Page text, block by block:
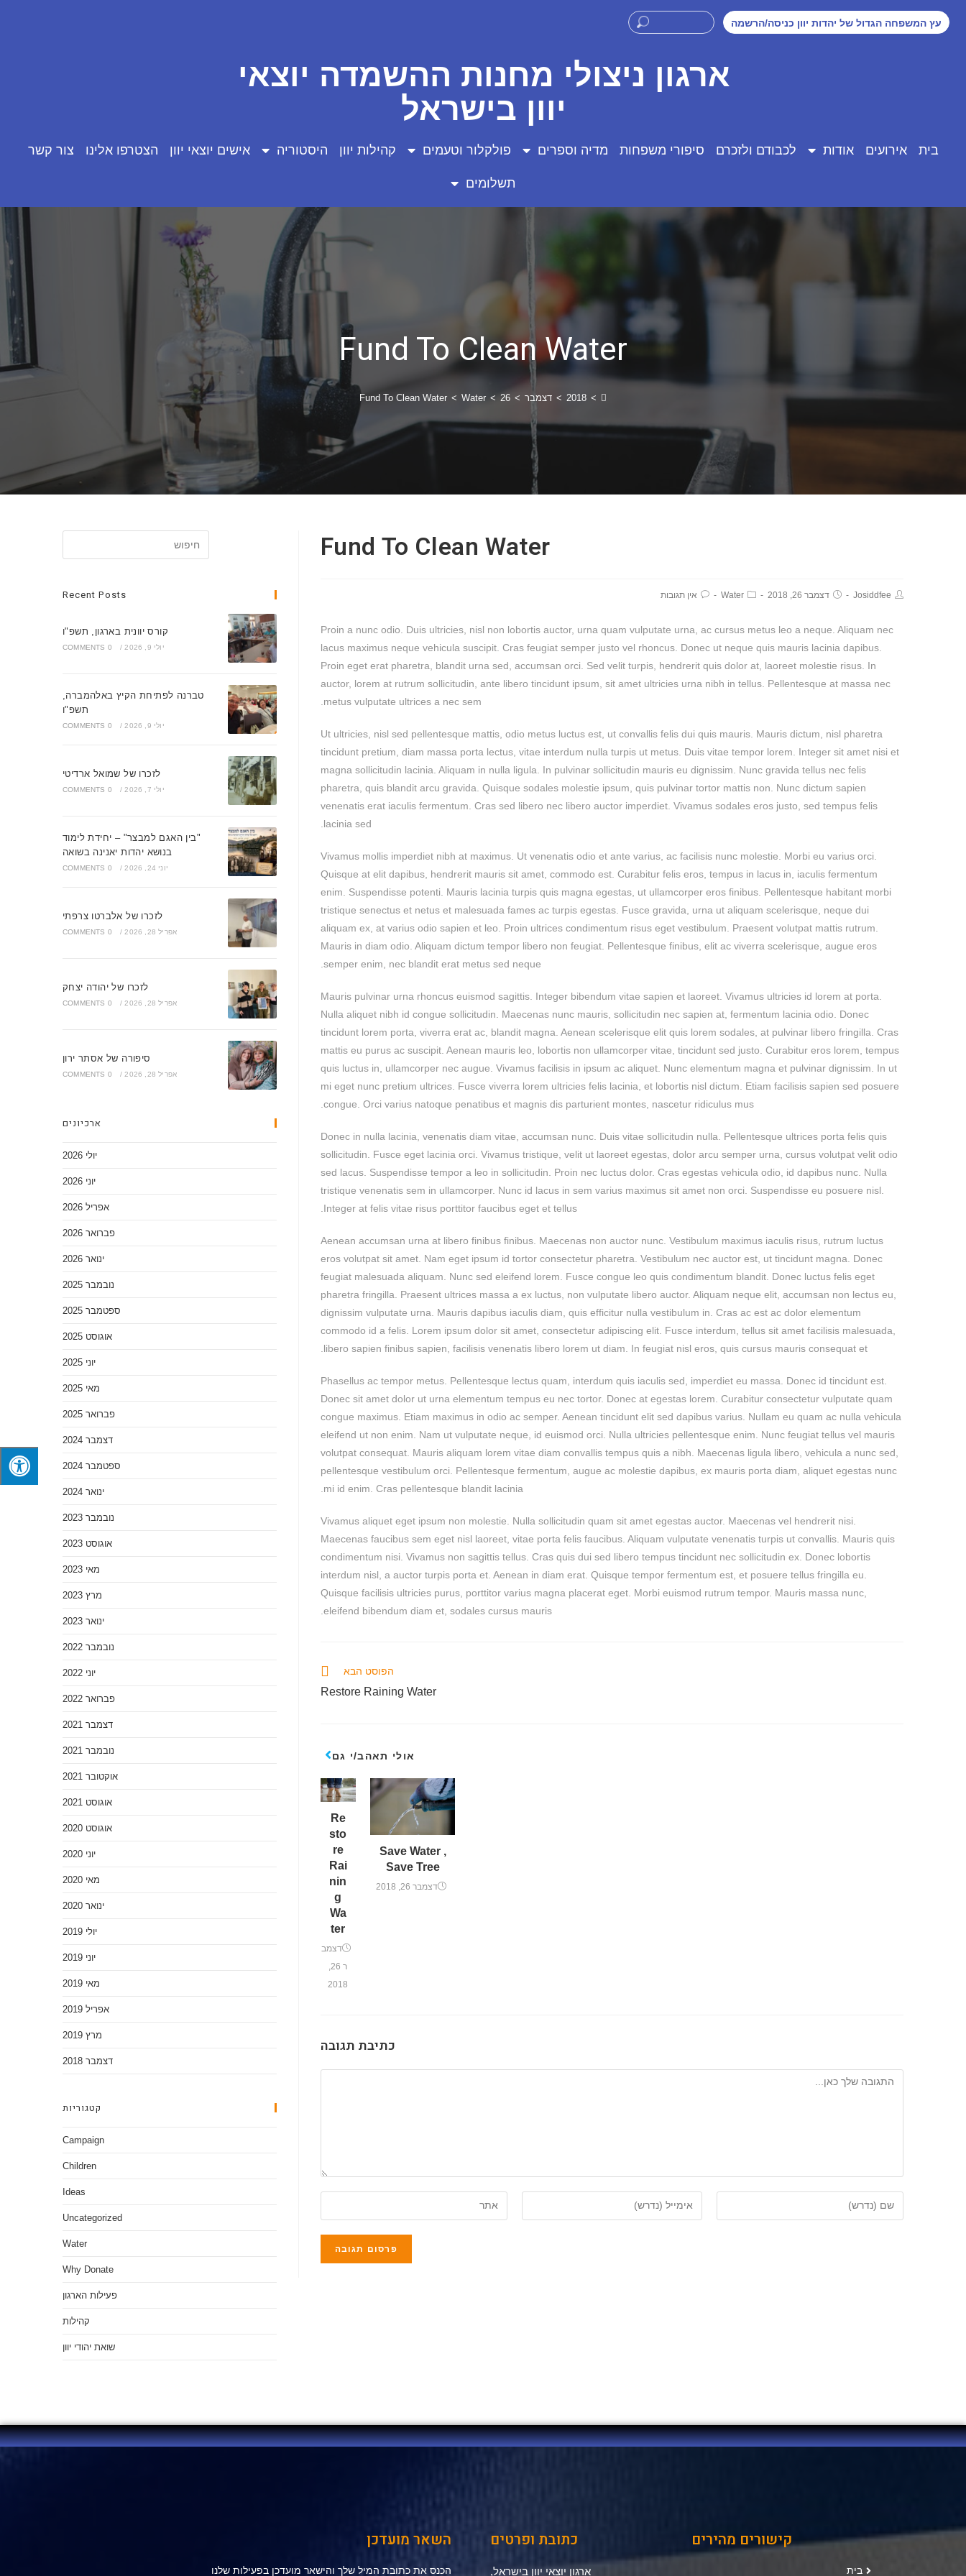
עץ המשפחה הגדול של יהדות יוון כניסה/הרשמה
ארגון ניצולי מחנות ההשמדה יוצאי
יוון בישראל
בית אירועים אודות לכבודם ולזכרם סיפורי משפחות מדיה וספרים פולקלור וטעמים קהילות יוון היסטוריה אישים יוצאי יוון הצטרפו אלינו צור קשר
תשלומים
Fund To Clean Water
>
2018
> דצמבר >
26
>
Water
>
Fund To Clean Water
Fund To Clean Water
Josiddfee דצמבר 26, 2018 Water אין תגובות
Proin a nunc odio. Duis ultricies, nisl non lobortis auctor, urna quam vulputate urna, ac cursus metus leo a neque. Aliquam nec
lacus maximus neque vehicula suscipit. Cras feugiat semper justo vel rhoncus. Donec ut neque quis mauris lacinia dapibus.
Proin eget erat pharetra, blandit urna sed, accumsan orci. Sed velit turpis, hendrerit quis dolor at, laoreet molestie risus. In
auctor, lorem at rutrum sollicitudin, ante libero tincidunt ipsum, sit amet ultricies urna nibh in tellus. Pellentesque at massa nec
metus vulputate ultrices a nec sem.
Ut ultricies, nisl sed pellentesque mattis, odio metus luctus est, ut convallis felis dui quis mauris. Mauris dictum, nisl pharetra
tincidunt pretium, diam massa porta lectus, vitae interdum nulla turpis ut metus. Duis vitae tempor lorem. Integer sit amet nisi et
magna sollicitudin lacinia. Aliquam in nulla ligula. In pulvinar sollicitudin mauris eu dignissim. Nunc gravida tellus nec felis
pharetra, quis blandit arcu gravida. Quisque sodales molestie ipsum, quis pulvinar tortor mattis non. Nunc dictum sapien
venenatis erat iaculis fermentum. Cras sed libero nec libero auctor imperdiet. Vivamus sodales eros justo, sed tempus felis
lacinia sed.
Vivamus mollis imperdiet nibh at maximus. Ut venenatis odio et ante varius, ac facilisis nunc molestie. Morbi eu varius orci.
Quisque at elit dapibus, hendrerit mauris sit amet, commodo est. Curabitur felis eros, tempus in lacus in, iaculis fermentum
enim. Suspendisse potenti. Mauris lacinia turpis quis magna egestas, ut ullamcorper eros finibus. Pellentesque habitant morbi
tristique senectus et netus et malesuada fames ac turpis egestas. Fusce gravida, urna ut aliquam scelerisque, neque dui
aliquam ex, at varius odio sapien et leo. Proin ultrices condimentum risus eget vestibulum. Praesent volutpat mattis rutrum.
Mauris in diam odio. Aliquam dictum tempor libero non feugiat. Pellentesque finibus, elit ac viverra scelerisque, augue eros
semper enim, nec blandit erat metus sed neque.
Mauris pulvinar urna rhoncus euismod sagittis. Integer bibendum vitae sapien et laoreet. Vivamus ultricies id lorem at porta.
Nulla aliquet nibh id congue sollicitudin. Maecenas nunc mauris, sollicitudin nec sapien at, fermentum lacinia odio. Donec
tincidunt lorem porta, viverra erat ac, blandit magna. Aenean scelerisque elit quis lorem sodales, at pulvinar libero fringilla. Cras
mattis eu purus ac suscipit. Aenean mauris leo, lobortis non ullamcorper vitae, tincidunt sed justo. Curabitur eros lorem, tempus
quis luctus in, ullamcorper nec augue. Vivamus facilisis in ipsum ac aliquet. Nunc elementum magna et pulvinar dignissim. In ut
mi eget nunc pretium ultrices. Fusce viverra lorem ultricies felis lacinia, et lobortis nisl dictum. Etiam facilisis sapien sed posuere
congue. Orci varius natoque penatibus et magnis dis parturient montes, nascetur ridiculus mus.
Donec in nulla lacinia, venenatis diam vitae, accumsan nunc. Duis vitae sollicitudin nulla. Pellentesque ultrices porta felis quis
sollicitudin. Fusce eget lacinia orci. Vivamus tristique, velit ut laoreet egestas, dolor arcu semper urna, cursus volutpat velit odio
sed lacus. Suspendisse tempor a leo in sollicitudin. Proin nec luctus dolor. Cras egestas vehicula odio, id dapibus nunc. Nulla
tristique venenatis sem in ullamcorper. Nunc id lacus in sem varius maximus sit amet non orci. Suspendisse eu posuere nisl.
Integer at felis vitae risus porttitor faucibus eget et tellus.
Aenean accumsan urna at libero finibus finibus. Maecenas non auctor nunc. Vestibulum maximus iaculis risus, rutrum luctus
eros volutpat sit amet. Nam eget ipsum id tortor consectetur pharetra. Vestibulum nec auctor est, ut tincidunt magna. Donec
feugiat malesuada aliquam. Nunc sed eleifend lorem. Fusce congue leo quis condimentum blandit. Donec luctus felis eget
pharetra fringilla. Praesent ultrices massa a ex luctus, non vulputate libero auctor. Aliquam neque elit, accumsan non lectus eu,
dignissim vulputate urna. Mauris dapibus iaculis diam, quis efficitur nulla vestibulum in. Cras ac est ac dolor elementum
commodo id a felis. Lorem ipsum dolor sit amet, consectetur adipiscing elit. Fusce interdum, tellus sit amet facilisis malesuada,
libero sapien finibus sapien, facilisis venenatis libero lorem ut diam. In feugiat nisl eros, quis cursus mauris consequat et.
Phasellus ac tempor metus. Pellentesque lectus quam, interdum quis iaculis sed, imperdiet eu massa. Donec id tincidunt est.
Donec sit amet dolor ut urna elementum tempus eu nec tortor. Donec at egestas lorem. Curabitur consectetur vulputate quam
congue maximus. Etiam maximus in odio ac semper. Aenean tincidunt elit sed dapibus varius. Nullam eu quam ac nulla vehicula
eleifend ut non enim. Nam ut vulputate neque, id euismod orci. Nulla ultricies pellentesque enim. Nunc feugiat tellus vel mauris
volutpat consequat. Mauris aliquam lorem vitae diam convallis tempus quis a nibh. Maecenas ligula libero, vehicula a nunc sed,
pellentesque vestibulum orci. Pellentesque fermentum, augue ac molestie dapibus, ex mauris porta diam, aliquet egestas nunc
mi id enim. Cras pellentesque blandit lacinia.
Vivamus aliquet eget ipsum non molestie. Nulla sollicitudin quam sit amet egestas auctor. Maecenas vel hendrerit nisi.
Maecenas faucibus sem eget nisl laoreet, vitae porta felis faucibus. Aliquam vulputate venenatis turpis ut convallis. Mauris quis
condimentum nisi. Vivamus non sagittis tellus. Cras quis dui sed libero tempus tincidunt nec sollicitudin ex. Donec lobortis
interdum nisl, a auctor turpis porta et. Aenean in diam erat. Quisque tempor fermentum est, et posuere tellus fringilla eu.
Quisque facilisis ultricies purus, porttitor varius magna placerat eget. Morbi euismod rutrum tempor. Mauris massa nunc,
eleifend bibendum diam et, sodales cursus mauris.
הפוסט הבא
Restore Raining Water
אולי תאהב/י גם
Re
sto
re
Rai
nin
g
Wa
ter
דצמב
ר 26,
2018
Save Water ,
Save Tree
דצמבר 26, 2018
כתיבת תגובה
Recent Posts
קורס יוונית בארגון, תשפ"ו
יולי 9, 2026 /
0 COMMENTS
טברנה לפתיחת הקיץ באלהמברה,
תשפ"ו
יולי 9, 2026 /
0 COMMENTS
לזכרו של שמואל ארדיטי
יולי 7, 2026 /
0 COMMENTS
"בין האגם למבצר" – יחידת לימוד
בנושא יהדות יאנינה בשואה
יוני 24, 2026 /
0 COMMENTS
לזכרו של אלברטו צרפתי
אפריל 28, 2026 /
0 COMMENTS
לזכרו של יהודה יצחק
אפריל 28, 2026 /
0 COMMENTS
סיפורה של אסתר ירון
אפריל 28, 2026 /
0 COMMENTS
ארכיונים
יולי 2026
יוני 2026
אפריל 2026
פברואר 2026
ינואר 2026
נובמבר 2025
ספטמבר 2025
אוגוסט 2025
יוני 2025
מאי 2025
פברואר 2025
דצמבר 2024
ספטמבר 2024
ינואר 2024
נובמבר 2023
אוגוסט 2023
מאי 2023
מרץ 2023
ינואר 2023
נובמבר 2022
יוני 2022
פברואר 2022
דצמבר 2021
נובמבר 2021
אוקטובר 2021
אוגוסט 2021
אוגוסט 2020
יוני 2020
מאי 2020
ינואר 2020
יולי 2019
יוני 2019
מאי 2019
אפריל 2019
מרץ 2019
דצמבר 2018
קטגוריות
Campaign
Children
Ideas
Uncategorized
Water
Why Donate
פעילות הארגון
קהילות
שואת יהודי יוון
קישורים מהירים
בית
כתובת ופרטים
ארגון יוצאי יוון בישראל,
השאר מועדכן
הכנס את כתובת המיל שלך והישאר מועדכן בפעילות שלנו